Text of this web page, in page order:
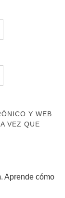
Y WEB
VEZ QUE
Aprende cómo